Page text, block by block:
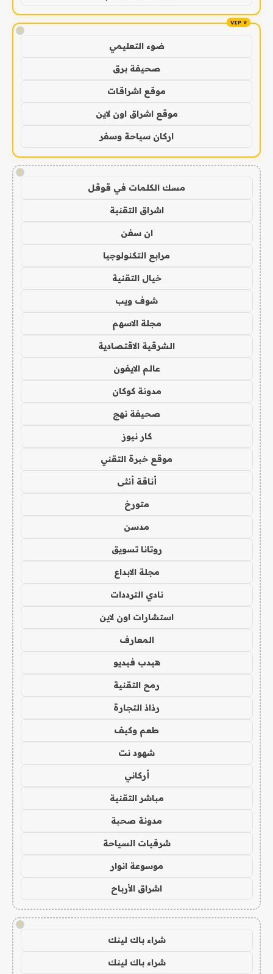
!
ضوء التعليمي
صحيفة برق
موقع اشراقات
موقع اشراق اون لاين
اركان سياحة وسفر
!
مسك الكلمات في قوقل
اشراق التقنية
ان سفن
مرابع التكنولوجيا
خيال التقنية
شوف ويب
مجلة الاسهم
الشرقية الاقتصادية
عالم الايفون
مدونة كوكان
صحيفة نهج
كار نيوز
موقع خبرة التقني
أناقة أنثى
متورخ
مدسن
روتانا تسويق
مجلة الابداع
نادي الترددات
استشارات اون لاين
المعارف
هيدب فيديو
رمح التقنية
رذاذ التجارة
طعم وكيف
شهود نت
أركاني
مباشر التقنية
مدونة صحبة
شرقيات السياحة
موسوعة انوار
اشراق الأرباح
!
شراء باك لينك
شراء باك لينك